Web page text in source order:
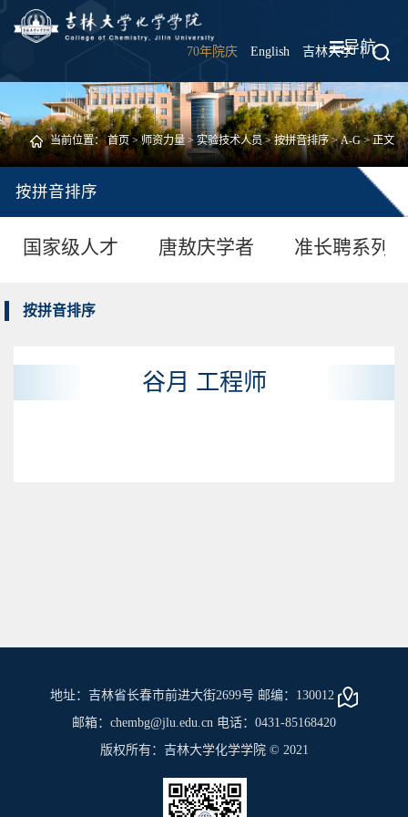
70年院庆 English 吉林大学 |
导航
当前位置：首页>师资力量>实验技术人员>按拼音排序>A-G> 正文
按拼音排序
国家级人才 唐敖庆学者 准长聘系列
按拼音排序
谷月 工程师
地址：吉林省长春市前进大街2699号 邮编：130012
邮箱：chembg@jlu.edu.cn 电话：0431-85168420
版权所有：吉林大学化学学院 © 2021